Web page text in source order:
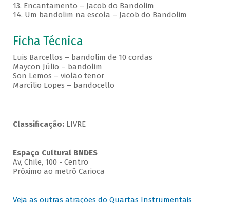
13. Encantamento – Jacob do Bandolim
14. Um bandolim na escola – Jacob do Bandolim
Ficha Técnica
Luis Barcellos – bandolim de 10 cordas
Maycon Júlio – bandolim
Son Lemos – violão tenor
Marcílio Lopes – bandocello
Classificação: LIVRE
Espaço Cultural BNDES
Av, Chile, 100 - Centro
Próximo ao metrô Carioca
Veja as outras atrações do Quartas Instrumentais